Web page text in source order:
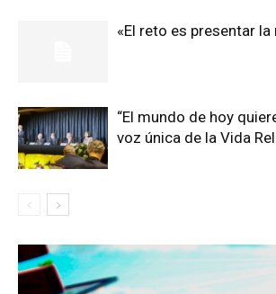
«El reto es presentar la
“El mundo de hoy
voz única de la Vida